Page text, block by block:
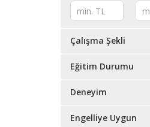
Çalışma Şekli
Eğitim Durumu
Deneyim
Engelliye Uygun